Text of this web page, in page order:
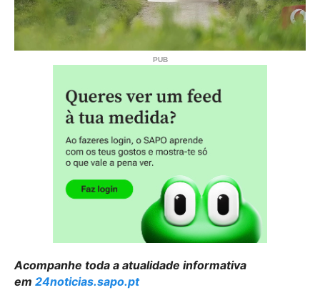
Acompanhe toda a atualidade informativa
em 24noticias.sapo.pt